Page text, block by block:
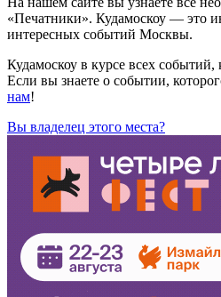
«Печатники». Кудамоскоу — это
интересных событий Москвы.
Кудамоскоу в курсе всех
Если вы знаете о событии,
нам!
Вы владелец этого места?